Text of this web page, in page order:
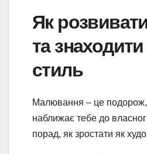
Як
та знаходити
стиль
Малювання – це
наближає тебе до
порад, як зростати як